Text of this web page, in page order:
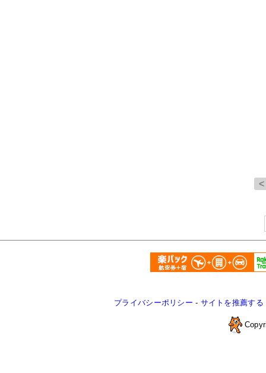
プライバシーポリシー - サイトを推薦する